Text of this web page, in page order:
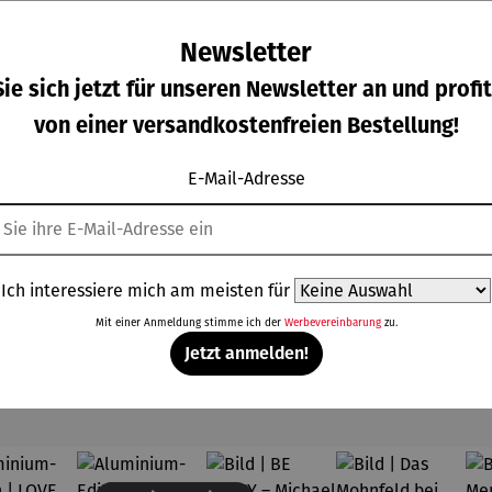
Preis:
€
Gemälde |
gerahmt –
Michael
Ferner
Regulärer Preis:
398,00 €
Kette |
mit Achat
– Petra
Regulärer Preis:
210,00 €
Ohrringe |
Regulärer
168,00 €
Topseller aus der Kategorie Kunst
Newsletter
sich jetzt für unseren Newsletter an und
von einer versandkostenfreien Bestellung!
E-Mail-Adresse
Ich interessiere mich am meisten für
Mit einer Anmeldung stimme ich der Werbevereinbarungzu.
Jetzt anmelden!